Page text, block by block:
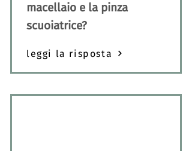
macellaio e la pinza
scuoiatrice?
leggi la risposta